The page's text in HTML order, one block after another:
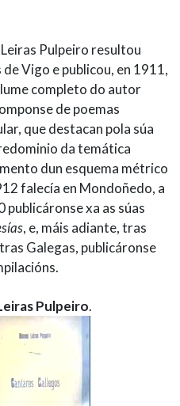
Pulpeiro resultou
Vigo e publicou, en 1911,
completo do autor
de poemas
que destacan pola súa
da temática
dun esquema métrico
falecía en Mondoñedo, a
xa as súas
, e, máis adiante, tras
Galegas, publicáronse
Pulpeiro.